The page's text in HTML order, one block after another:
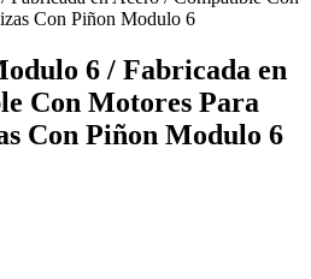
6 / Fabricada en
Con Motores Para
Con Piñon Modulo 6